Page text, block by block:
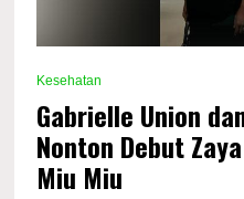
Kesehatan
Gabrielle Union
Nonton Debut
Miu Miu